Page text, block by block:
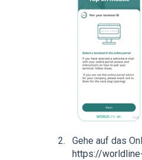
Gehe auf das
https://